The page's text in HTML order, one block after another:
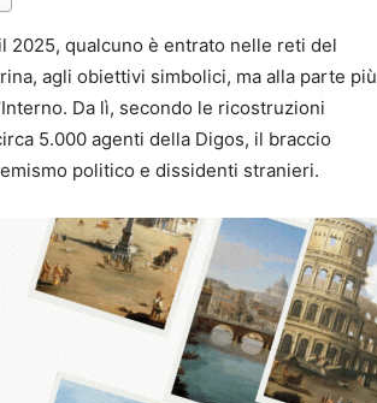
2025, qualcuno è entrato nelle reti del
agli obiettivi simbolici, ma alla parte più
Da lì, secondo le ricostruzioni
5.000 agenti della Digos, il braccio
politico e dissidenti stranieri.